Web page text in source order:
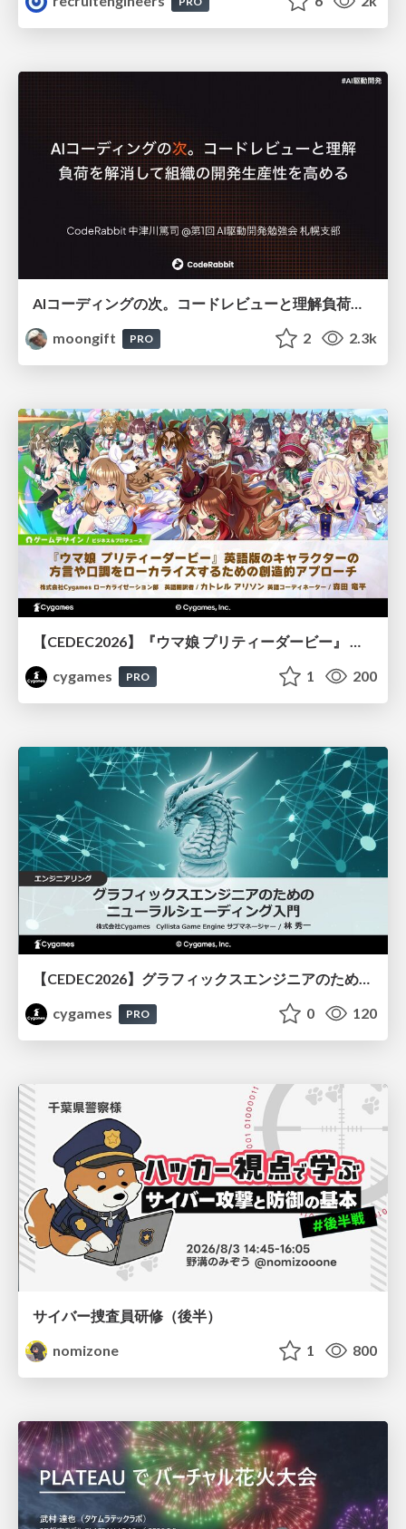
AIコーディングの次。コードレビューと理解負荷を解消して組織の開発生産性を高める
moongift
PRO 2 2.3k
cygames
PRO 1 200
【CEDEC2026】グラフィックスエンジニアのためのニューラルシェーディング入門
cygames
PRO 0 120
サイバー捜査員研修（後半）
nomizone
1 800